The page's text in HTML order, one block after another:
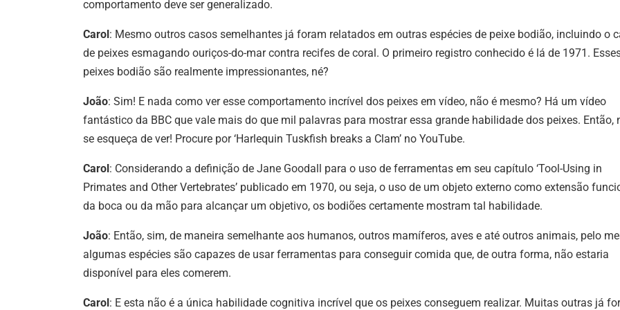
comportamento deve ser generalizado.
Carol: Mesmo outros casos semelhantes já foram relatados em outras espécies de peixe bodião, incluindo o
de peixes esmagando ouriços-do-mar contra recifes de coral. O primeiro registro conhecido é lá de 1971.
peixes bodião são realmente impressionantes, né?
João: Sim! E nada como ver esse comportamento incrível dos peixes em vídeo, não é mesmo? Há um vídeo
fantástico da BBC que vale mais do que mil palavras para mostrar essa grande habilidade dos peixes. Então,
se esqueça de ver! Procure por ‘Harlequin Tuskfish breaks a Clam’ no YouTube.
Carol: Considerando a definição de Jane Goodall para o uso de ferramentas em seu capítulo ‘Tool-Using in
Primates and Other Vertebrates’ publicado em 1970, ou seja, o uso de um objeto externo como extensão
da boca ou da mão para alcançar um objetivo, os bodiões certamente mostram tal habilidade.
João: Então, sim, de maneira semelhante aos humanos, outros mamíferos, aves e até outros animais, pelo
algumas espécies são capazes de usar ferramentas para conseguir comida que, de outra forma, não estaria
disponível para eles comerem.
Carol: E esta não é a única habilidade cognitiva incrível que os peixes conseguem realizar. Muitas outras já